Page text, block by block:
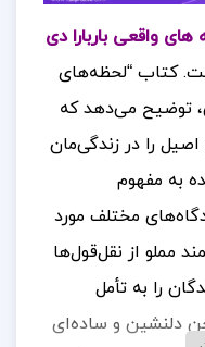
واقعی باربارا دی
کتاب “لحظه‌های
توضیح می‌دهد که
را در زندگی‌مان
به مفهوم
مختلف مورد
مملو از نقل‌قول‌ها
را به تأمل
دلنشین و ساده‌ای